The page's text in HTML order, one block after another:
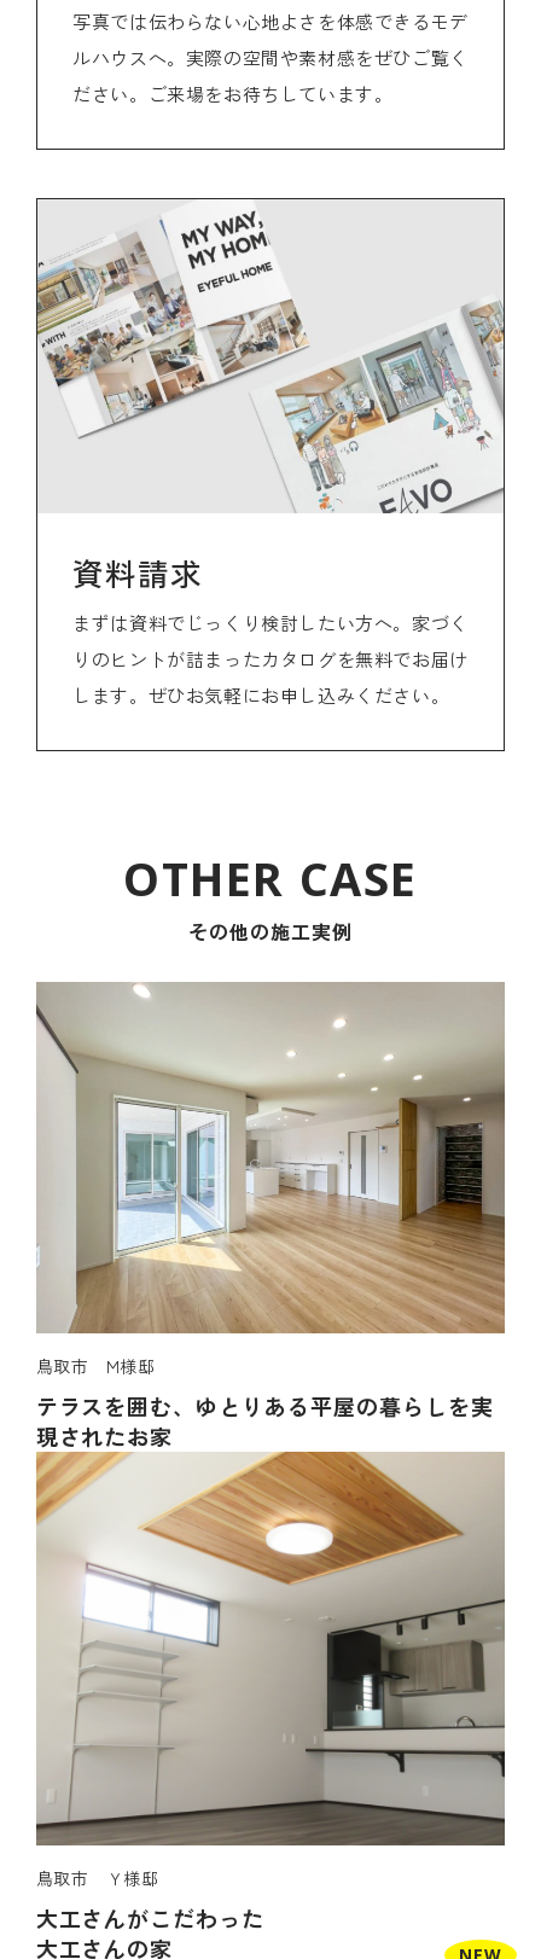
写真では伝わらない心地よさを体感できるモデ
ルハウスへ。実際の空間や素材感をぜひご覧く
ださい。ご来場をお待ちしています。
資料請求
まずは資料でじっくり検討したい方へ。家づく
りのヒントが詰まったカタログを無料でお届け
します。ぜひお気軽にお申し込みください。
その他の施工実例
鳥取市 M様邸
テラスを囲む、ゆとりある平屋の暮らしを実
現されたお家
鳥取市 Ｙ様邸
大工さんがこだわった
大工さんの家